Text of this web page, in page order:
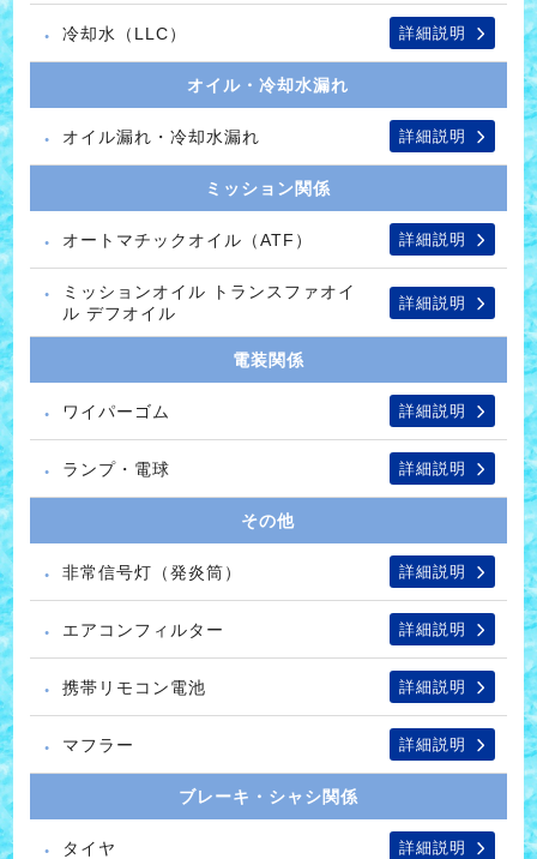
冷却水（LLC） 詳細説明
オイル・冷却水漏れ
オイル漏れ・冷却水漏れ 詳細説明
ミッション関係
オートマチックオイル（ATF） 詳細説明
ミッションオイル トランスファオイ
ル デフオイル
詳細説明
電装関係
ワイパーゴム 詳細説明
ランプ・電球 詳細説明
その他
非常信号灯（発炎筒） 詳細説明
エアコンフィルター 詳細説明
携帯リモコン電池 詳細説明
マフラー 詳細説明
ブレーキ・シャシ関係
タイヤ 詳細説明